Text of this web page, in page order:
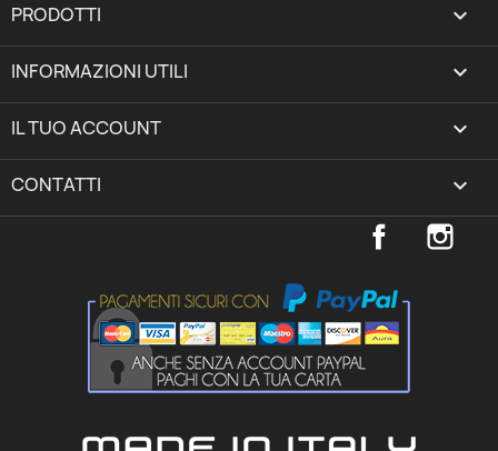
PRODOTTI 
INFORMAZIONI UTILI 
IL TUO ACCOUNT expand_more
CONTATTI keyboard_arrow_down
Facebook